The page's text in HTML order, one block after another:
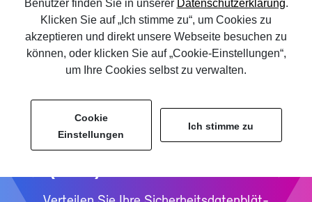
Benutzer finden Sie in unserer Datenschutzerklärung.
Klicken Sie auf „Ich stimme zu“, um Cookies zu
akzeptieren und direkt unsere Webseite besuchen zu
können, oder klicken Sie auf „Cookie-Einstellungen“,
um Ihre Cookies selbst zu verwalten.
Cookie
Einstellungen
Ich stimme zu
LOG­IN
Sicherheits­datenblatt